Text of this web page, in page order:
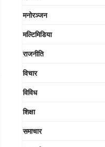
मनोरञ्जन
मल्टिमिडिया
राजनीति
विचार
विविध
शिक्षा
समाचार